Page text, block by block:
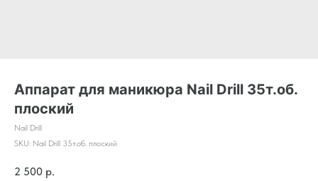
Аппарат для маникюра Nail Drill 35т.об.
плоский
Nail Drill
SKU: Nail Drill 35т.об. плоский
2 500 р.